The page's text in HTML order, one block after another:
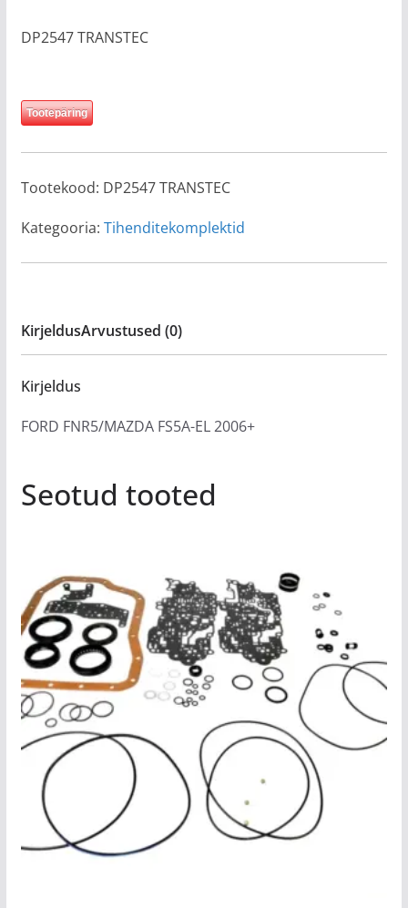
DP2547 TRANSTEC
Tootepäring
Tootekood: DP2547 TRANSTEC
Kategooria: Tihenditekomplektid
KirjeldusArvustused (0)
Kirjeldus
FORD FNR5/MAZDA FS5A-EL 2006+
Seotud tooted